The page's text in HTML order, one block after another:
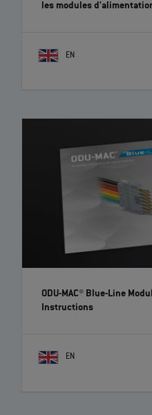
les modules
EN
ODU-MAC® Blue-Line
Instructions
EN